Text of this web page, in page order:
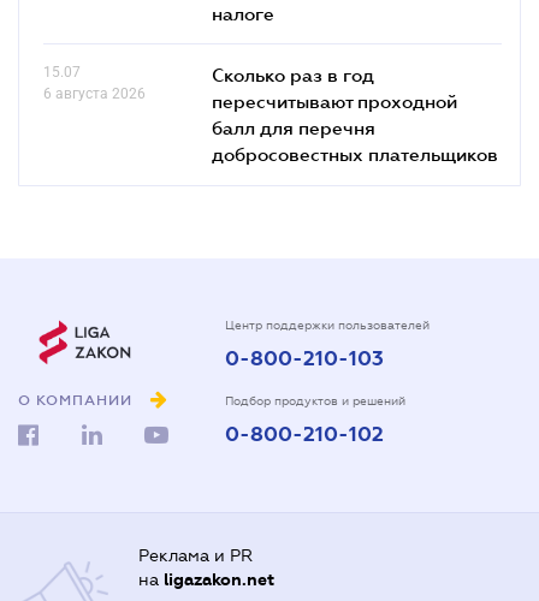
налоге
15.07
6 августа 2026
Сколько раз в год
пересчитывают проходной
балл для перечня
добросовестных плательщиков
О КОМПАНИИ
Центр поддержки пользователей
0-800-210-103
Подбор продуктов и решений
0-800-210-102
Реклама и PR
на ligazakon.net